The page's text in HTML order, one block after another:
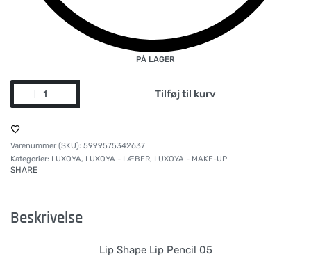
PÅ LAGER
Tilføj til kurv
5999575342637
Kategorier: LUXOYA, LUXOYA - LÆBER, LUXOYA - MAKE-UP
SHARE
Beskrivelse
Lip Shape Lip Pencil 05